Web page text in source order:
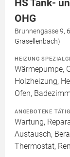
HS Tank-
OHG
Brunnengasse 9,
Grasellenbach)
HEIZUNG
Wärmepumpe,
Holzheizung,
Ofen,
ANGEBOTENE
Wartung,
Austausch,
Thermostat,